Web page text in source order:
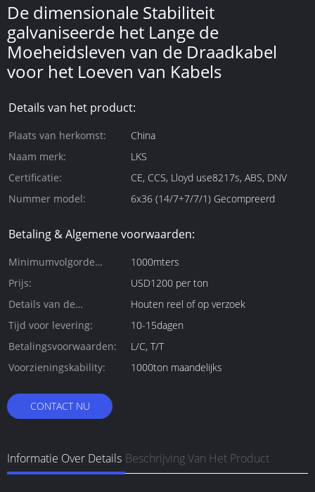
De dimensionale Stabiliteit
galvaniseerde het Lange de
Moeheidsleven van de Draadkabel
voor het Loeven van Kabels
Details van het product:
Plaats van herkomst:
China
Naam merk:
LKS
Certificatie:
CE, CCS, Lloyd use8217s, ABS, DNV
Nummer model:
6x36 (14/7+7/7/1) Gecompreerd
Betaling & Algemene voorwaarden:
Minimumvolgorde
Hoeveelheid:
1000mters
Prijs:
USD1200 per ton
Details van de
verpakking:
Houten reel of op verzoek
Tijd voor levering:
10-15dagen
Betalingsvoorwaarden:
L/C, T/T
Voorzieningskability:
1000ton maandelijks
CONTACT NU
Informatie Over Details Beschrijving Van Het Product